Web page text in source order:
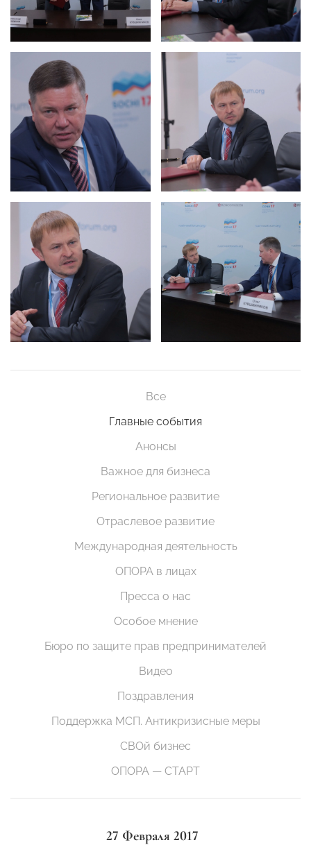
Все
Главные события
Анонсы
Важное для бизнеса
Региональное развитие
Отраслевое развитие
Международная деятельность
ОПОРА в лицах
Пресса о нас
Особое мнение
Бюро по защите прав предпринимателей
Видео
Поздравления
Поддержка МСП. Антикризисные меры
СВОй бизнес
ОПОРА — СТАРТ
27 Февраля 2017